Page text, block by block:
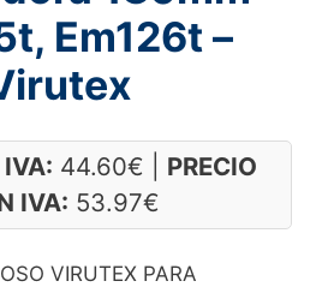
Em126t –
IVA: 44.60€
PRECIO
IVA: 53.97€
VIRUTEX PARA